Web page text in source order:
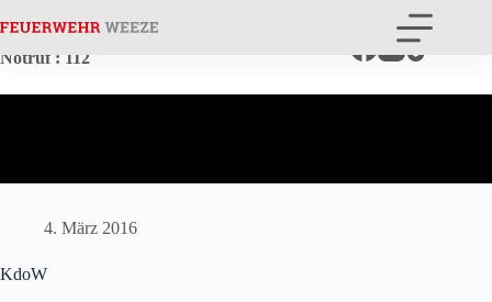
Inhalt
Notruf : 112
4. März 2016
KdoW